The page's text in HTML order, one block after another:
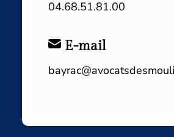
04.68.51.81.00
E-mail